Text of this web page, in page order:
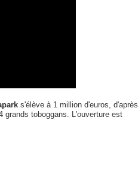
s'élève à 1 million d'euros, d'après
grands toboggans. L'ouverture est